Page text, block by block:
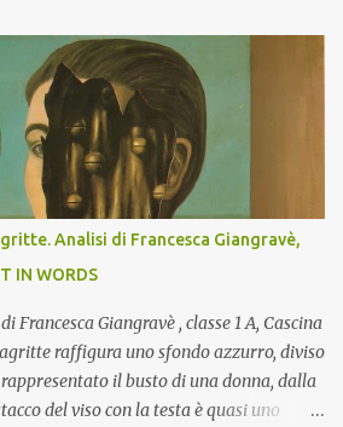
Analisi di Francesca Giangravè,
IN WORDS
Francesca Giangravè , classe 1 A, Cascina
raffigura uno sfondo azzurro, diviso
rappresentato il busto di una donna, dalla
del viso con la testa è quasi uno